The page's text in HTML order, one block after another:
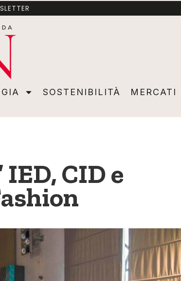
SOSTENIBILITÀ MERCATI SPECIALI VIDEO
SOSTENIBILITÀ MERCATI
CID e